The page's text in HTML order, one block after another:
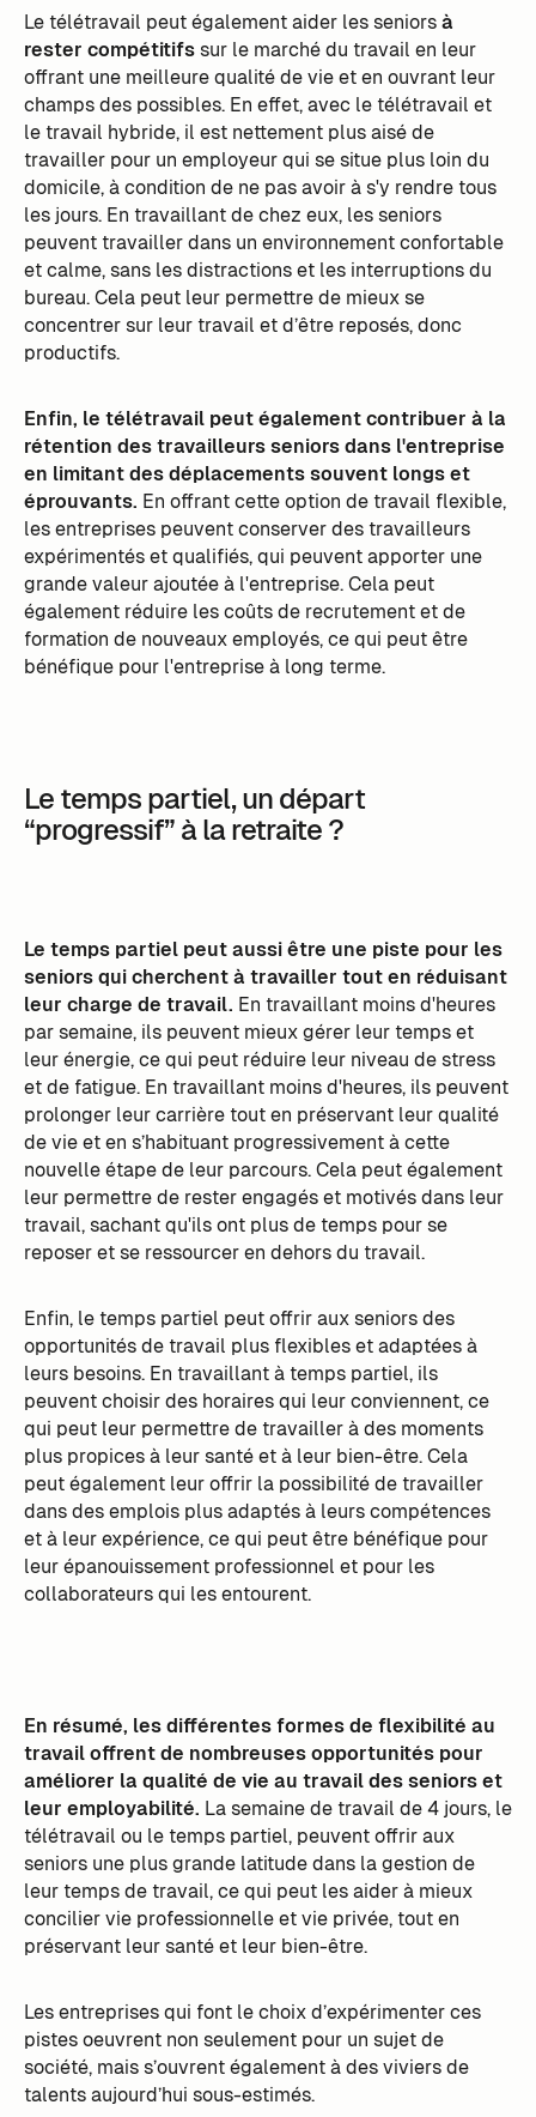
Le télétravail peut également aider les seniorsà
rester compétitifssur le marché du travail en leur
offrant une meilleure qualité de vie et en ouvrant leur
champs des possibles. En effet, avec le télétravail et
le travail hybride, il est nettement plus aisé de
travailler pour un employeur qui se situe plus loin du
domicile, à condition de ne pas avoir à s'y rendre tous
les jours. En travaillant de chez eux, les seniors
peuvent travailler dans un environnement confortable
et calme, sans les distractions et les interruptions du
bureau. Cela peut leur permettre de mieux se
concentrer sur leur travail et d’être reposés, donc
productifs.
Enfin, le télétravail peut également contribuer à la
rétention des travailleurs seniors dans l'entreprise
en limitant des déplacements souvent longs et
éprouvants. En offrant cette option de travail flexible,
les entreprises peuvent conserver des travailleurs
expérimentés et qualifiés, qui peuvent apporter une
grande valeur ajoutée à l'entreprise. Cela peut
également réduire les coûts de recrutement et de
formation de nouveaux employés, ce qui peut être
bénéfique pour l'entreprise à long terme.
Le temps partiel, un départ
“progressif” à la retraite ?
Le temps partiel peut aussi être une piste pour les
seniors qui cherchent à travailler tout en réduisant
leur charge de travail. En travaillant moins d'heures
par semaine, ils peuvent mieux gérer leur temps et
leur énergie, ce qui peut réduire leur niveau de stress
et de fatigue. En travaillant moins d'heures, ils peuvent
prolonger leur carrière tout en préservant leur qualité
de vie et en s’habituant progressivement à cette
nouvelle étape de leur parcours. Cela peut également
leur permettre de rester engagés et motivés dans leur
travail, sachant qu'ils ont plus de temps pour se
reposer et se ressourcer en dehors du travail.
Enfin, le temps partiel peut offrir aux seniors des
opportunités de travail plus flexibles et adaptées à
leurs besoins. En travaillant à temps partiel, ils
peuvent choisir des horaires qui leur conviennent, ce
qui peut leur permettre de travailler à des moments
plus propices à leur santé et à leur bien-être. Cela
peut également leur offrir la possibilité de travailler
dans des emplois plus adaptés à leurs compétences
et à leur expérience, ce qui peut être bénéfique pour
leur épanouissement professionnel et pour les
collaborateurs qui les entourent.
En résumé, les différentes formes de flexibilité au
travail offrent de nombreuses opportunités pour
améliorer la qualité de vie au travail des seniors et
leur employabilité. La semaine de travail de 4 jours, le
télétravail ou le temps partiel, peuvent offrir aux
seniors une plus grande latitude dans la gestion de
leur temps de travail, ce qui peut les aider à mieux
concilier vie professionnelle et vie privée, tout en
préservant leur santé et leur bien-être.
Les entreprises qui font le choix d’expérimenter ces
pistes oeuvrent non seulement pour un sujet de
société, mais s’ouvrent également à des viviers de
talents aujourd’hui sous-estimés.